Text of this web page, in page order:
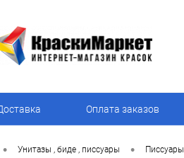
Оплата заказов
• Унитазы , биде , писсуары • Писсуары